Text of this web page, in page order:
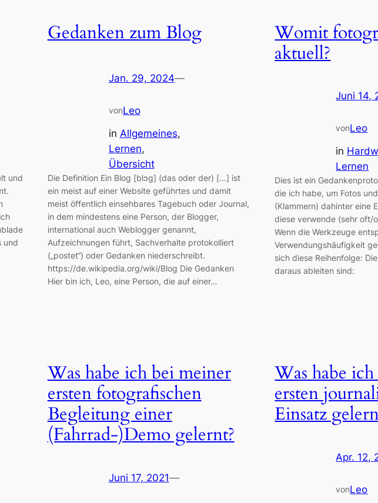
und
und
Gedanken zum Blog
Jan. 29, 2024—
vonLeo
in Allgemeines
Lernen
Übersicht
Die Definition Ein Blog [blɔg] (das oder der) […] ist
ein meist auf einer Website geführtes und damit
meist öffentlich einsehbares Tagebuch oder Journal,
in dem mindestens eine Person, der Blogger,
international auch Weblogger genannt,
Aufzeichnungen führt, Sachverhalte protokolliert
(„postet“) oder Gedanken niederschreibt.
https://de.wikipedia.org/wiki/Blog Die Gedanken
Hier bin ich, Leo, eine Person, die auf einer…
Womit
aktuell?
Juni 14,
vonLeo
in
Lernen
Dies ist ein
die ich habe, um Fotos
(Klammern) dahinter eine
diese verwende (sehr oft/
Wenn die Werkzeuge
Verwendungshäufigkeit
sich diese Reihenfolge:
daraus ableiten sind:
Was habe ich bei meiner
ersten fotografischen
Begleitung einer
(Fahrrad-)Demo gelernt?
Juni 17, 2021—
Was habe
ersten
Einsatz
Apr. 12,
vonLeo